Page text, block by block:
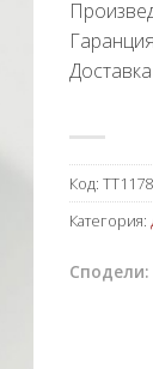
Код: TT1178
Категория:
Сподели: